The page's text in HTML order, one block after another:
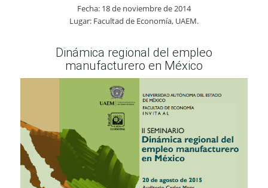
Fecha: 18 de noviembre de 2014
Lugar: Facultad de Economía, UAEM.
Dinámica regional del empleo
manufacturero en México